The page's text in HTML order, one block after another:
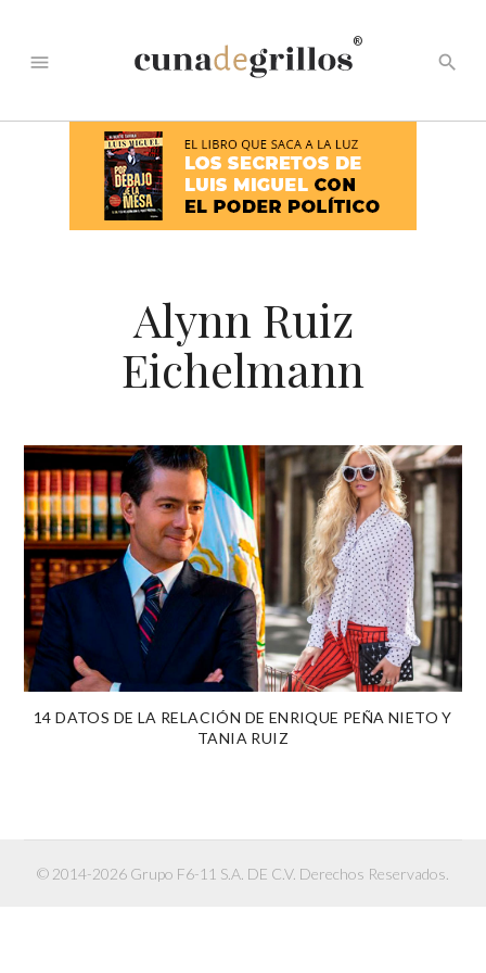
menu
®
search
Alynn Ruiz
Eichelmann
14 DATOS DE LA RELACIÓN DE ENRIQUE PEÑA NIETO Y
TANIA RUIZ
© 2014-2026 Grupo F6-11 S.A. DE C.V. Derechos Reservados.